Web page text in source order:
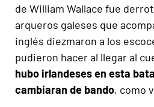
de William Wallace fue
arqueros galeses que
inglés diezmaron a los
pudieron hacer al llegar al
hubo irlandeses en esta
cambiaran de bando, como